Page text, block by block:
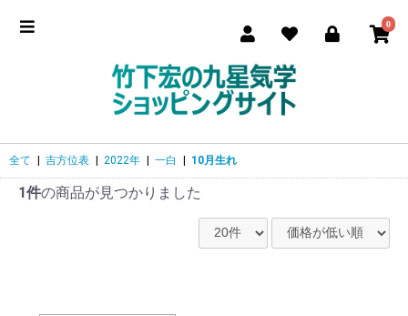
0
全て | 吉方位表 | 2022年 | 一白 | 10月生れ
1件の商品が見つかりました